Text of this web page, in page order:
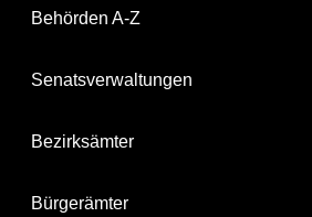
Behörden A-Z
Senatsverwaltungen
Bezirksämter
Bürgerämter